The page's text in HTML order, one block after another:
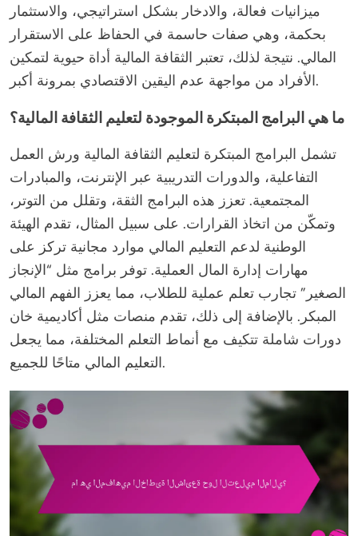
ميزانيات فعالة، والادخار بشكل استراتيجي، والاستثمار
بحكمة، وهي صفات حاسمة في الحفاظ على الاستقرار
المالي. نتيجة لذلك، تعتبر الثقافة المالية أداة حيوية لتمكين
الأفراد من مواجهة عدم اليقين الاقتصادي بمرونة أكبر.
ما هي البرامج المبتكرة الموجودة لتعليم الثقافة المالية؟
تشمل البرامج المبتكرة لتعليم الثقافة المالية ورش العمل
التفاعلية، والدورات التدريبية عبر الإنترنت، والمبادرات
المجتمعية. تعزز هذه البرامج الثقة، وتقلل من التوتر،
وتمكّن من اتخاذ القرارات. على سبيل المثال، تقدم الهيئة
الوطنية لدعم التعليم المالي موارد مجانية تركز على
مهارات إدارة المال العملية. توفر برامج مثل “الإنجاز
الصغير” تجارب تعلم عملية للطلاب، مما يعزز الفهم المالي
المبكر. بالإضافة إلى ذلك، تقدم منصات مثل أكاديمية خان
دورات شاملة تتكيف مع أنماط التعلم المختلفة، مما يجعل
التعليم المالي متاحًا للجميع.